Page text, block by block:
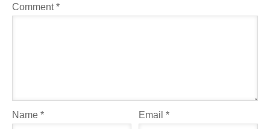
Comment*
Name * Email*